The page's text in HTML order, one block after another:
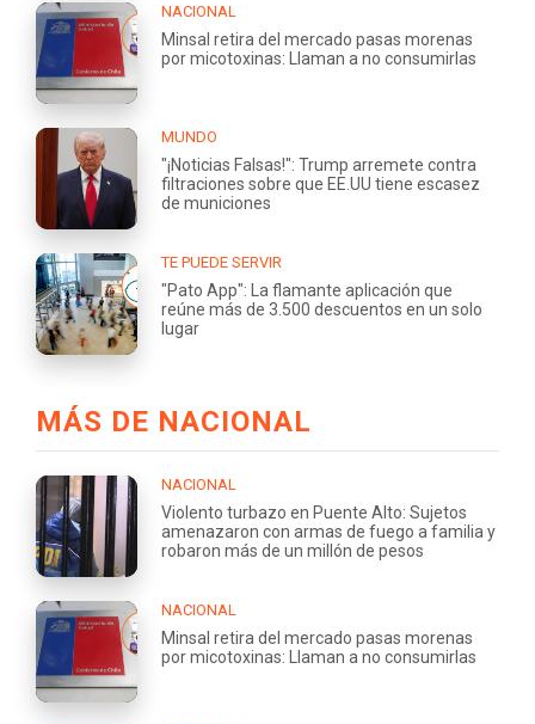
NACIONAL
Minsal retira del mercado pasas morenas
por micotoxinas: Llaman a no consumirlas
MUNDO
"¡Noticias Falsas!": Trump arremete contra
filtraciones sobre que EE.UU tiene escasez
de municiones
TE PUEDE SERVIR
"Pato App": La flamante aplicación que
reúne más de 3.500 descuentos en un solo
lugar
MÁS DE NACIONAL
NACIONAL
Violento turbazo en Puente Alto: Sujetos
amenazaron con armas de fuego a familia y
robaron más de un millón de pesos
NACIONAL
Minsal retira del mercado pasas morenas
por micotoxinas: Llaman a no consumirlas